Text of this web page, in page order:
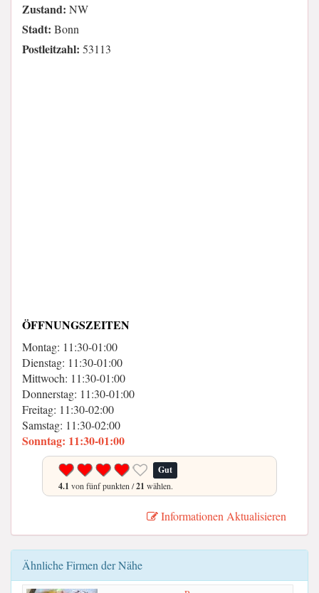
Zustand: NW
Stadt: Bonn
Postleitzahl: 53113
ÖFFNUNGSZEITEN
Montag: 11:30-01:00
Dienstag: 11:30-01:00
Mittwoch: 11:30-01:00
Donnerstag: 11:30-01:00
Freitag: 11:30-02:00
Samstag: 11:30-02:00
Sonntag: 11:30-01:00
Gut
4.1 von fünf punkten /21 wählen.
Informationen Aktualisieren
Ähnliche Firmen der Nähe